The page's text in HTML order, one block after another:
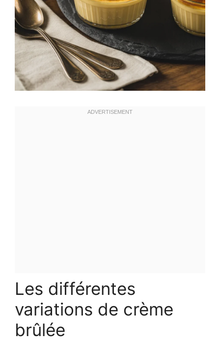
Les différentes
variations de crème
brûlée